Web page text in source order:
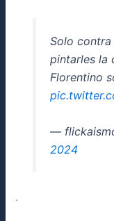
Solo
pintarles la
Florentino
—
2024
.